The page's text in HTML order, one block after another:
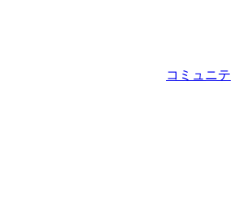
コミュニテ